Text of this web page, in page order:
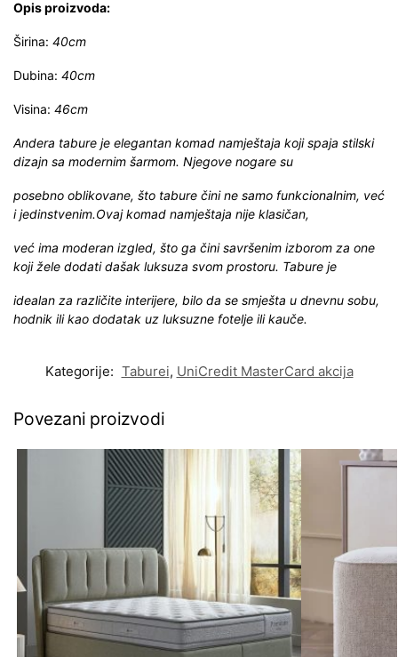
Opis proizvoda:
Širina: 40cm
Dubina: 40cm
Visina: 46cm
Andera tabure je elegantan komad namještaja koji spaja stilski
dizajn sa modernim šarmom. Njegove nogare su
posebno oblikovane, što tabure čini ne samo funkcionalnim, već
i jedinstvenim.Ovaj komad namještaja nije klasičan,
već ima moderan izgled, što ga čini savršenim izborom za one
koji žele dodati dašak luksuza svom prostoru. Tabure je
idealan za različite interijere, bilo da se smješta u dnevnu sobu,
hodnik ili kao dodatak uz luksuzne fotelje ili kauče.
Kategorije: Taburei, UniCredit MasterCard akcija
Povezani proizvodi